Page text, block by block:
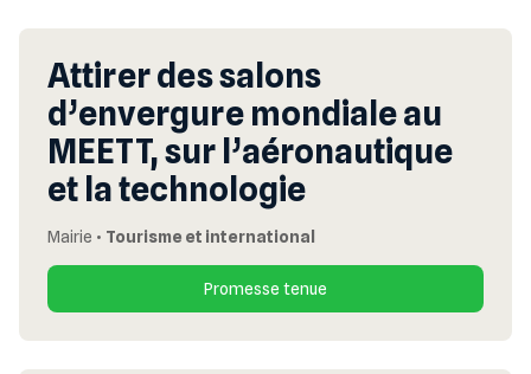
Attirer des salons
d’envergure mondiale au
MEETT, sur l’aéronautique
et la technologie
Mairie • Tourisme et international
Promesse tenue